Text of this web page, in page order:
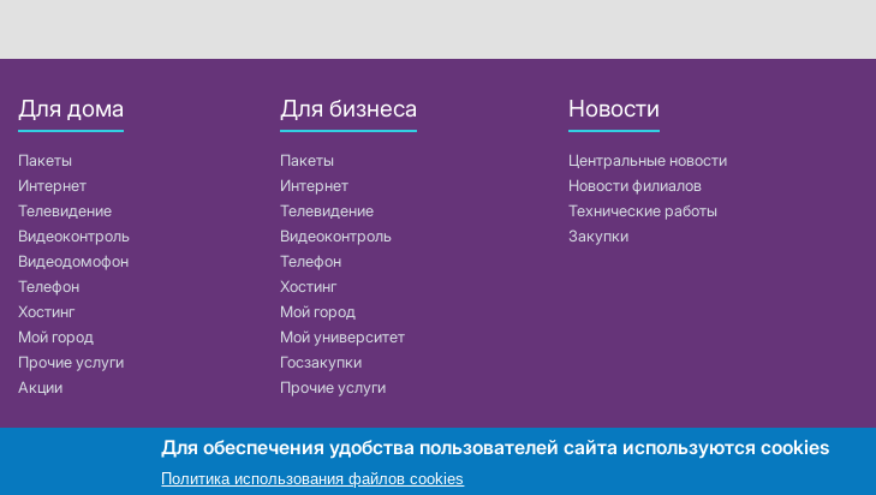
Для дома
Пакеты
Интернет
Телевидение
Видеоконтроль
Видеодомофон
Телефон
Хостинг
Мой город
Прочие услуги
Акции
Для бизнеса
Пакеты
Интернет
Телевидение
Видеоконтроль
Телефон
Хостинг
Мой город
Мой университет
Госзакупки
Прочие услуги
Новости
Центральные новости
Новости филиалов
Технические работы
Закупки
РУП «Белтелеком». УНП 101007741
Для обеспечения удобства пользователей сайта используются cookies
Политика использования файлов cookies